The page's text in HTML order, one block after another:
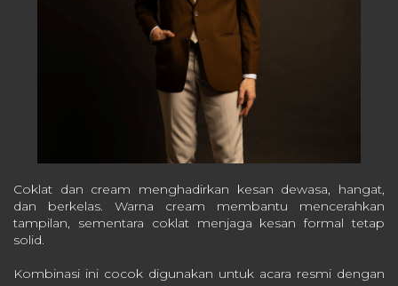
Coklat dan cream menghadirkan kesan dewasa, hangat,
dan berkelas. Warna cream membantu mencerahkan
tampilan, sementara coklat menjaga kesan formal tetap
solid.
Kombinasi ini cocok digunakan untuk acara resmi dengan